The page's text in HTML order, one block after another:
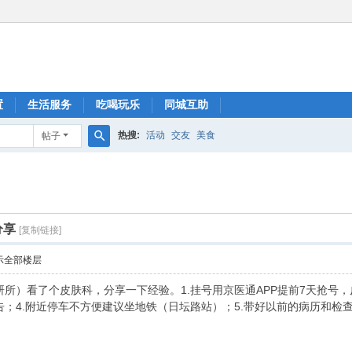
生活服务 吃喝玩乐 同城互助
帖子 热搜: 活动 交友 美食
享 [复制链接]
全部楼层
所）看了个皮肤科，分享一下经验。1.挂号用京医通APP提前7天抢号
4.附近停车不方便建议坐地铁（日坛路站）；5.带好以前的病历和检